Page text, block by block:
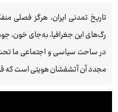
تاریخ تمدنی ایران، هرگز فصلی
رگ‌های این جغرافیا، به‌جای خون،
در ساحت سیاسی و اجتماعی ما
مجدد آن آتشفشان هویتی است که